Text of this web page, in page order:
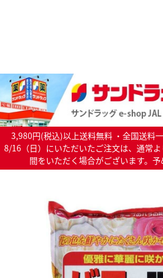
3,980円(税込)以上送料無料 ・全国送料
8/16（日）にいただいたご注文は、通常
間をいただく場合がございます。予